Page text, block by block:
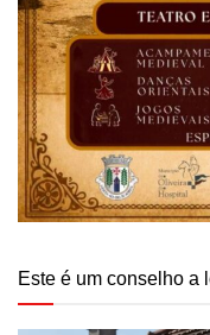
Este é um conselho a